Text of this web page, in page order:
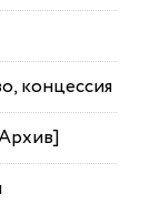
концессия